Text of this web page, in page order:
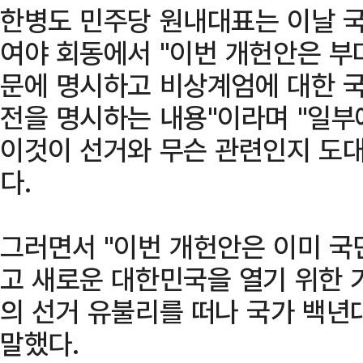
한병도 민주당 원내대표는 이날
여야 회동에서 "이번 개헌안은
문에 명시하고 비상계엄에 대한
전을 명시하는 내용"이라며 "일
이것이 선거와 무슨 관련인지 도
다.
그러면서 "이번 개헌안은 이미
고 새로운 대한민국을 열기 위한
의 선거 유불리를 떠나 국가 백
말했다.